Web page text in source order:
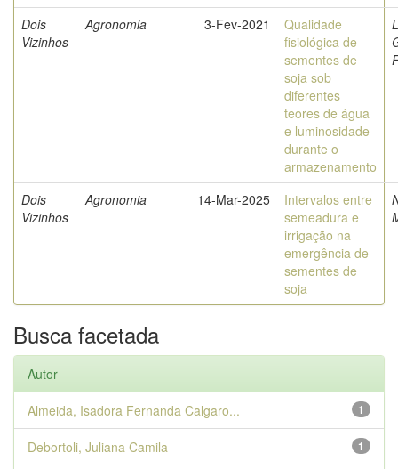
Dois
Vizinhos
Agronomia 3-Fev-2021
Qualidade
fisiológica de
sementes de
soja sob
diferentes
teores de água
e luminosidade
durante o
armazenamento
Dois
Vizinhos
Agronomia 14-Mar-2025
Intervalos entre
semeadura e
irrigação na
emergência de
sementes de
soja
Busca facetada
Autor
1
Almeida, Isadora Fernanda Calgaro...
1
Debortoli, Juliana Camila